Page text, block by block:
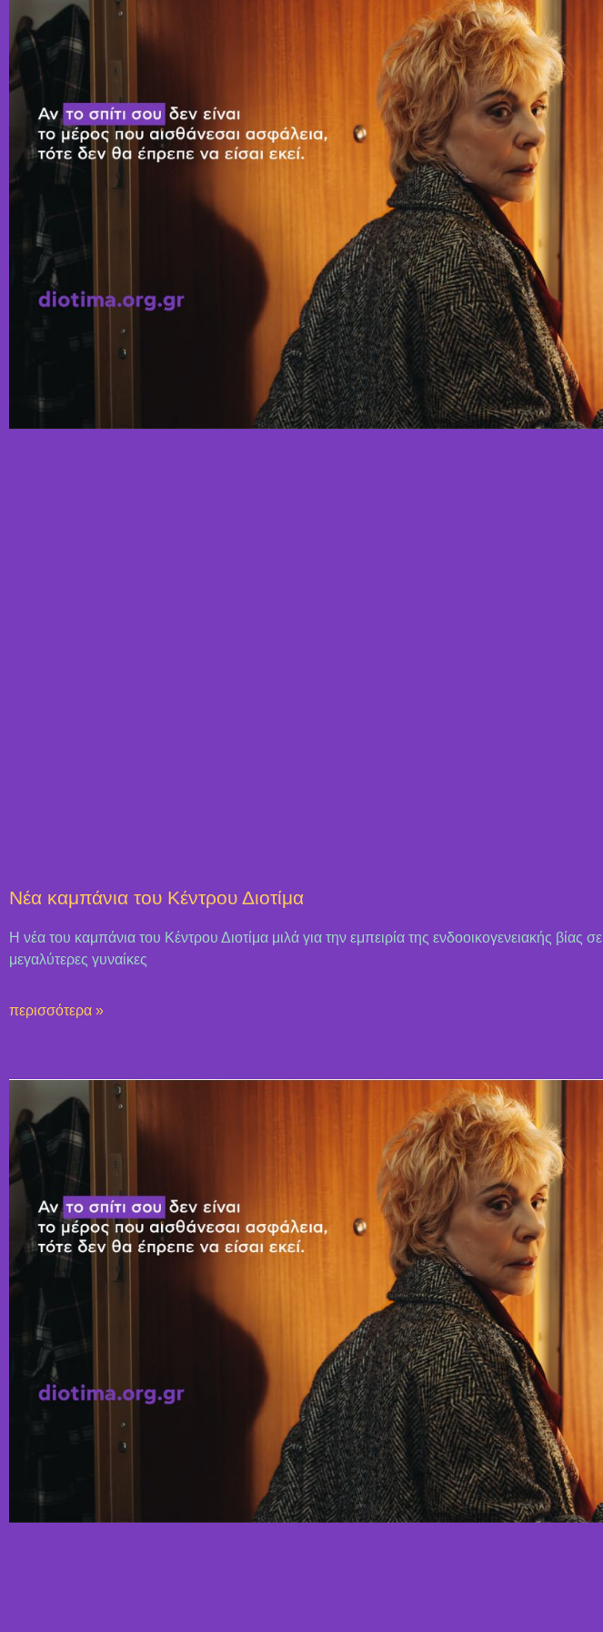
Nέα καμπάνια του Κέντρου Διοτίμα
Η νέα του καμπάνια του Κέντρου Διοτίμα μιλά για την εμπειρία της ενδοοικογενειακής βίας σε
μεγαλύτερες γυναίκες
περισσότερα »